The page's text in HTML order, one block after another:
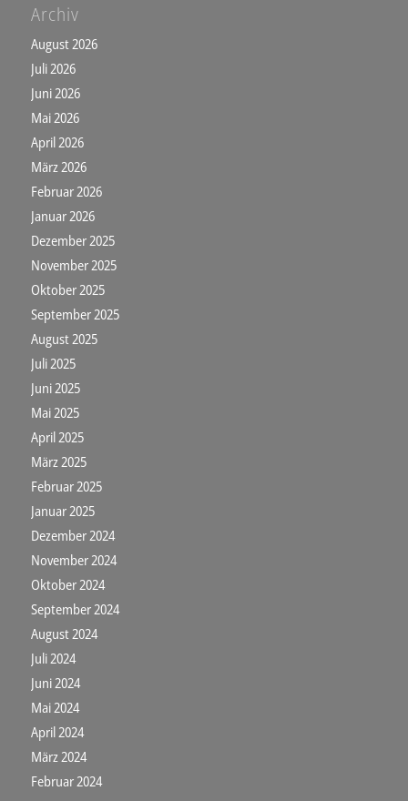
Archiv
August 2026
Juli 2026
Juni 2026
Mai 2026
April 2026
März 2026
Februar 2026
Januar 2026
Dezember 2025
November 2025
Oktober 2025
September 2025
August 2025
Juli 2025
Juni 2025
Mai 2025
April 2025
März 2025
Februar 2025
Januar 2025
Dezember 2024
November 2024
Oktober 2024
September 2024
August 2024
Juli 2024
Juni 2024
Mai 2024
April 2024
März 2024
Februar 2024